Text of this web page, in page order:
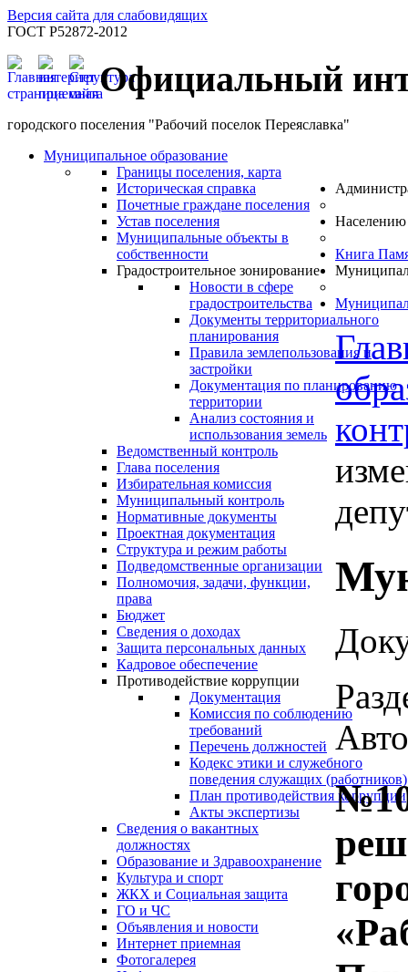
Версия сайта для слабовидящих
ГОСТ Р52872-2012
Официальный
городского поселения "Рабочий поселок Переяславка"
Муниципальное образование
Границы поселения, карта
Историческая справка
Почетные граждане поселения
Устав поселения
Муниципальные объекты в
собственности
Градостроительное зонирование
Новости в сфере
градостроительства
Документы территориального
планирования
Правила землепользования и
застройки
Документация по планированию
территории
Анализ состояния и
использования земель
Ведомственный контроль
Глава поселения
Избирательная комиссия
Муниципальный контроль
Нормативные документы
Проектная документация
Структура и режим работы
Подведомственные организации
Полномочия, задачи, функции,
права
Бюджет
Сведения о доходах
Защита персональных данных
Кадровое обеспечение
Противодействие коррупции
Документация
Комиссия по соблюдению
требований
Перечень должностей
Кодекс этики и служебного
поведения служащих (работников)
План противодействия коррупции
Акты экспертизы
Сведения о вакантных
должностях
Населению
Образование и Здравоохранение
Культура и спорт
ЖКХ и Социальная защита
ГО и ЧС
Объявления и новости
Интернет приемная
Фотогалерея
Книга